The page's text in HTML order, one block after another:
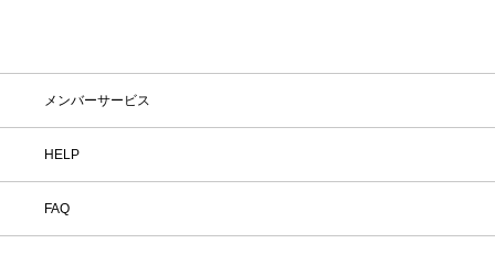
メンバーサービス
HELP
FAQ